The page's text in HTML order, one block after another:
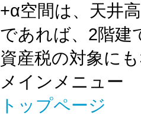
+α空間は、天井
であれば、2階建
資産税の対象にも
メインメニュー
トップページ